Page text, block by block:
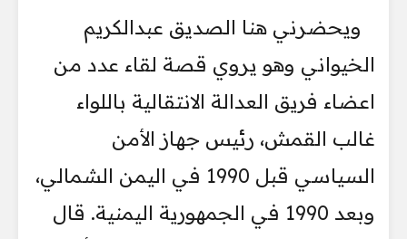
ويحضرني هنا الصديق عبدالكريم
الخيواني وهو يروي قصة لقاء عدد من
اعضاء فريق العدالة الانتقالية باللواء
غالب القمش، رئيس جهاز الأمن
السياسي قبل 1990 في اليمن الشمالي،
وبعد 1990 في الجمهورية اليمنية. قال